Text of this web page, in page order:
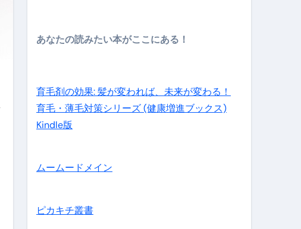
ないとこの先さらに貧しくなります。【 竹花貴騎 切り抜き 会社員
律
あなたの読みたい本がここにある！
育毛剤の効果: 髪が変われば、未来が変わる！
育毛・薄毛対策シリーズ (健康増進ブックス)
Kindle版
ムームードメイン
ピカキチ叢書